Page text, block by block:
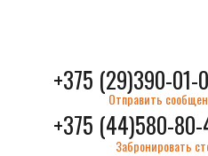
+375 (29)390-01-
+375 (44)580-
Забронировать
Отправить